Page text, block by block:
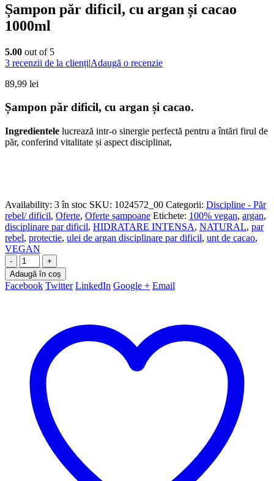
Șampon păr dificil, cu argan și cacao
1000ml
5.00 out of 5
3 recenzii de la clienți|Adaugă o recenzie
89,99 lei
Șampon păr dificil, cu argan și cacao.
Ingredientele lucrează intr-o sinergie perfectă pentru a întări firul de
păr, conferind vitalitate și aspect disciplinat,
Availability: 3 în stoc SKU: 1024572_00 Categorii: Discipline - Păr
rebel/ dificil, Oferte, Oferte șampoane Etichete: 100% vegan, argan,
disciplinare par dificil, HIDRATARE INTENSA, NATURAL, par
rebel, protectie, ulei de argan disciplinare par dificil, unt de cacao,
VEGAN
-
+
Adaugă în coș
Facebook Twitter LinkedIn Google + Email